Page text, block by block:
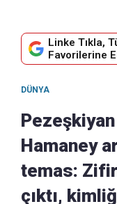
Linke Tıkla,
Favorilerine
DÜNYA
Hamaney
temas:
çıktı,